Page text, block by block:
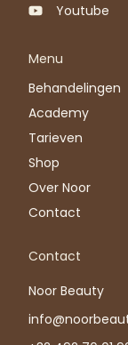
Youtube
Menu
Behandelingen
Academy
Tarieven
Shop
Over Noor
Contact
Contact
Noor Beauty